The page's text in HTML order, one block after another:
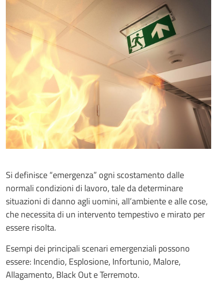
Si definisce “emergenza” ogni scostamento dalle
normali condizioni di lavoro, tale da determinare
situazioni di danno agli uomini, all’ambiente e alle cose,
che necessita di un intervento tempestivo e mirato per
essere risolta.
Esempi dei principali scenari emergenziali possono
essere: Incendio, Esplosione, Infortunio, Malore,
Allagamento, Black Out e Terremoto.